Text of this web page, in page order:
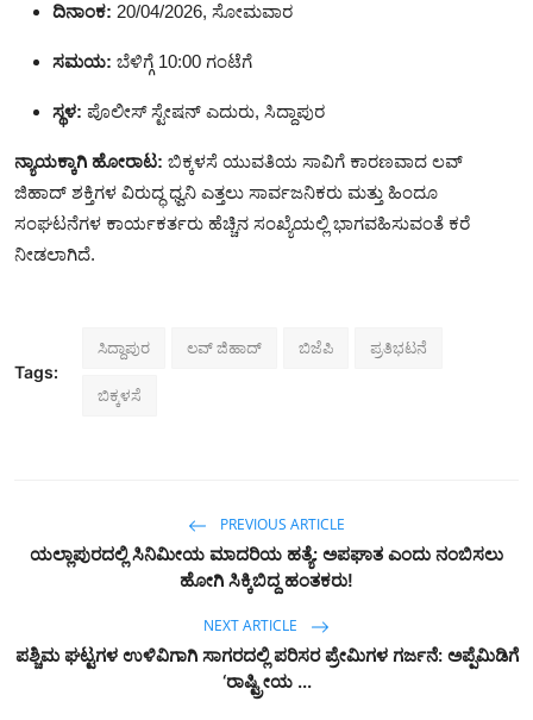
ದಿನಾಂಕ: 20/04/2026, ಸೋಮವಾರ
ಸಮಯ: ಬೆಳಿಗ್ಗೆ 10:00 ಗಂಟೆಗೆ
ಸ್ಥಳ: ಪೊಲೀಸ್ ಸ್ಟೇಷನ್ ಎದುರು, ಸಿದ್ದಾಪುರ
ನ್ಯಾಯಕ್ಕಾಗಿ ಹೋರಾಟ: ಬಿಕ್ಕಳಸೆ ಯುವತಿಯ ಸಾವಿಗೆ ಕಾರಣವಾದ ಲವ್
ಜಿಹಾದ್ ಶಕ್ತಿಗಳ ವಿರುದ್ಧ ಧ್ವನಿ ಎತ್ತಲು ಸಾರ್ವಜನಿಕರು ಮತ್ತು ಹಿಂದೂ
ಸಂಘಟನೆಗಳ ಕಾರ್ಯಕರ್ತರು ಹೆಚ್ಚಿನ ಸಂಖ್ಯೆಯಲ್ಲಿ ಭಾಗವಹಿಸುವಂತೆ ಕರೆ
ನೀಡಲಾಗಿದೆ.
Tags:
ಸಿದ್ದಾಪುರ ಲವ್‌ ಜಿಹಾದ್‌ ಬಿಜೆಪಿ ಪ್ರತಿಭಟನೆ
ಬಿಕ್ಕಳಸೆ
PREVIOUS ARTICLE
ಯಲ್ಲಾಪುರದಲ್ಲಿ ಸಿನಿಮೀಯ ಮಾದರಿಯ ಹತ್ಯೆ: ಅಪಘಾತ ಎಂದು ನಂಬಿಸಲು
ಹೋಗಿ ಸಿಕ್ಕಿಬಿದ್ದ ಹಂತಕರು!
NEXT ARTICLE
ಪಶ್ಚಿಮ ಘಟ್ಟಗಳ ಉಳಿವಿಗಾಗಿ ಸಾಗರದಲ್ಲಿ ಪರಿಸರ ಪ್ರೇಮಿಗಳ ಗರ್ಜನೆ: ಅಪ್ಪೆಮಿಡಿಗೆ
‘ರಾಷ್ಟ್ರೀಯ ...